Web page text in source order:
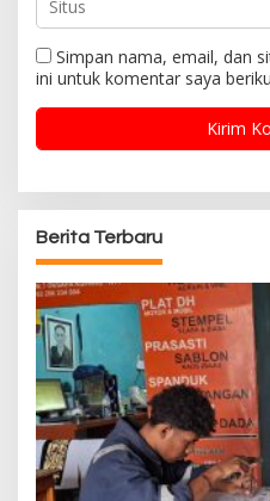
Simpan nama, email, dan
ini untuk komentar saya
Berita Terbaru